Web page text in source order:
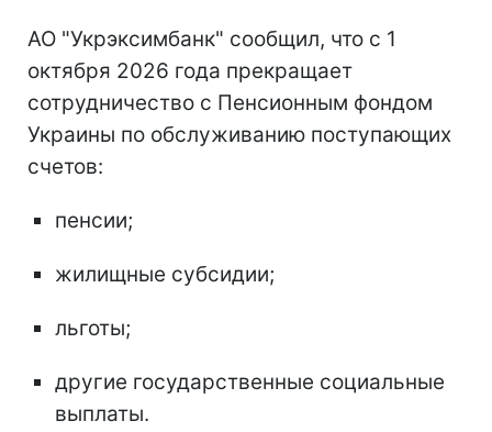
АО "Укрэксимбанк" сообщил, что с 1
октября 2026 года прекращает
сотрудничество с Пенсионным фондом
Украины по обслуживанию поступающих
счетов:
пенсии;
жилищные субсидии;
льготы;
другие государственные социальные
выплаты.